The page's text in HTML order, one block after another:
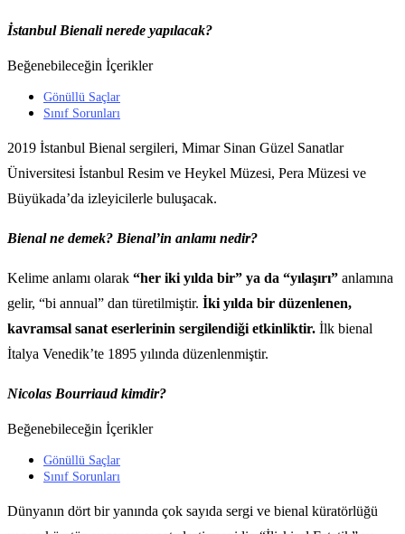
İstanbul Bienali nerede yapılacak?
Beğenebileceğin İçerikler
Gönüllü Saçlar
Sınıf Sorunları
2019 İstanbul Bienal sergileri, Mimar Sinan Güzel Sanatlar
Üniversitesi İstanbul Resim ve Heykel Müzesi, Pera Müzesi ve
Büyükada’da izleyicilerle buluşacak.
Bienal ne demek? Bienal’in anlamı nedir?
Kelime anlamı olarak “her iki yılda bir” ya da “yılaşırı” anlamına
gelir, “bi annual” dan türetilmiştir. İki yılda bir düzenlenen,
kavramsal sanat eserlerinin sergilendiği etkinliktir. İlk bienal
İtalya Venedik’te 1895 yılında düzenlenmiştir.
Nicolas Bourriaud kimdir?
Beğenebileceğin İçerikler
Gönüllü Saçlar
Sınıf Sorunları
Dünyanın dört bir yanında çok sayıda sergi ve bienal küratörlüğü